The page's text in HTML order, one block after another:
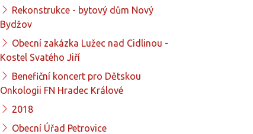
Rekonstrukce - bytový dům Nový
Bydžov
Obecní zakázka Lužec nad Cidlinou -
Kostel Svatého Jiří
Benefiční koncert pro Dětskou
Onkologii FN Hradec Králové
2018
Obecní Úřad Petrovice